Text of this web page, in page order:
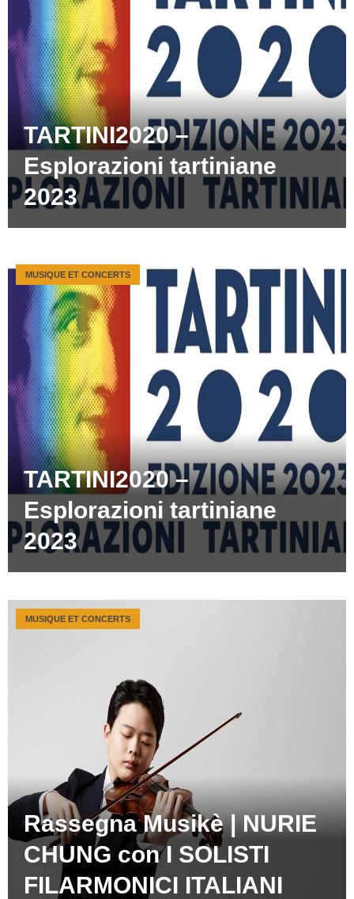
TARTINI2020 –
Esplorazioni tartiniane
2023
TARTINI2020 –
Esplorazioni tartiniane
2023
MUSIQUE ET CONCERTS
Rassegna Musikè | NURIE
CHUNG con I SOLISTI
FILARMONICI ITALIANI
MUSIQUE ET CONCERTS